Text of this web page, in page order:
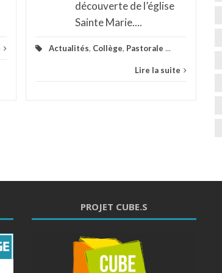
découverte de l’église
Sainte Marie....
Actualités, Collège, Pastorale ...
Lire la suite
PROJET CUBE.S